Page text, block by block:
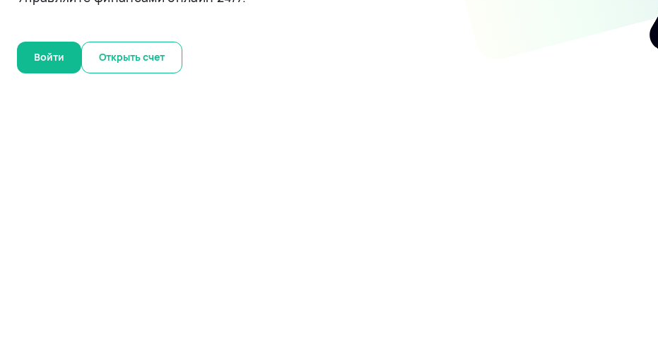
Войти Открыть счет